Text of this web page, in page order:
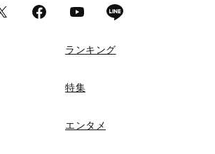
ランキング
特集
エンタメ